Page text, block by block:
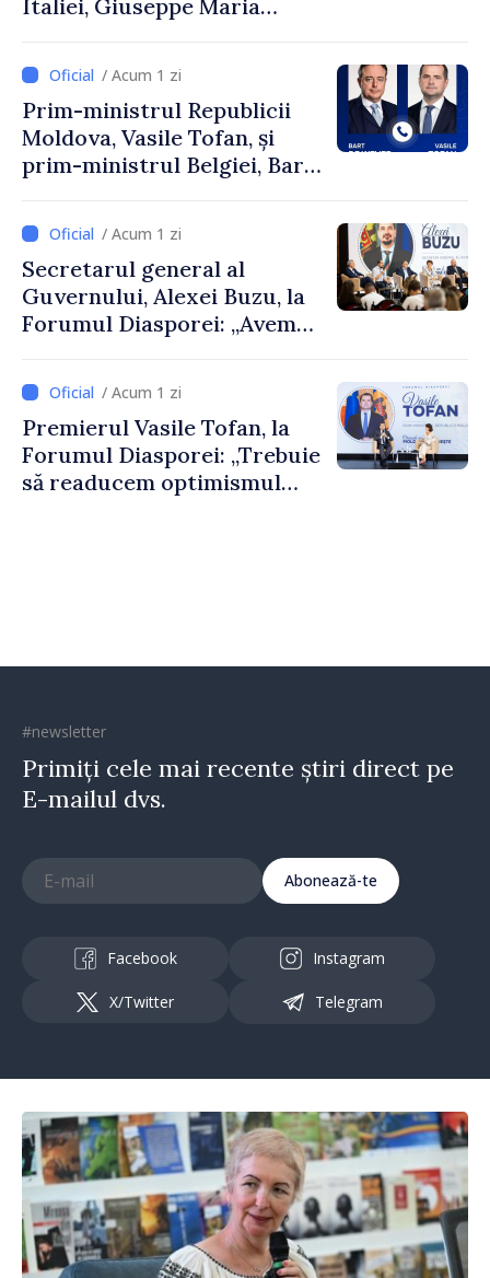
Italiei, Giuseppe Maria
/ Acum 1 zi
Prim-ministrul Republicii
Moldova, Vasile Tofan, și
prim-ministrul Belgiei, Bart
despre parcursul european
al Republicii Moldova.
/ Acum 1 zi
Secretarul general al
Guvernului, Alexei Buzu, la
Forumul Diasporei: „Avem
dumneavoastră pentru a
construi comunități mai
puternice”
/ Acum 1 zi
Premierul Vasile Tofan, la
Forumul Diasporei: „Trebuie
să readucem optimismul
#newsletter
Primiți cele mai recente știri direct pe
E-mailul dvs.
Abonează-te
Facebook Instagram
X/Twitter Telegram